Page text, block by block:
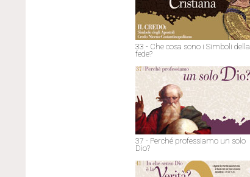
33 - Che cosa sono i Simboli della
fede?
37 - Perché professiamo un solo
Dio?